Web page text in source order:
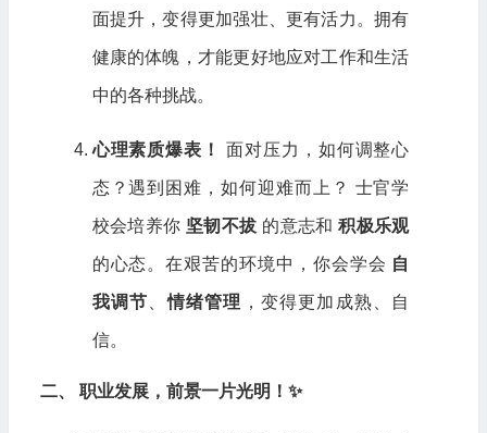
面提升，变得更加强壮、更有活力。拥有
健康的体魄，才能更好地应对工作和生活
中的各种挑战。
心理素质爆表！ 面对压力，如何调整心
态？遇到困难，如何迎难而上？ 士官学
校会培养你 坚韧不拔 的意志和积极乐观
的心态。在艰苦的环境中，你会学会 自
我调节 、情绪管理 ，变得更加成熟、自
信。
二、 职业发展，前景一片光明！✨